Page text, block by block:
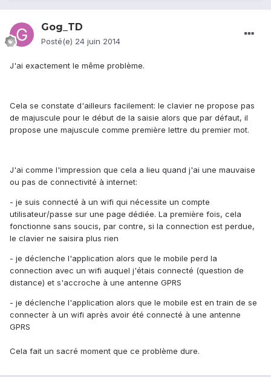
Gog_TD
Posté(e) 24 juin 2014
J'ai exactement le même problème.
Cela se constate d'ailleurs facilement: le clavier ne propose pas
de majuscule pour le début de la saisie alors que par défaut, il
propose une majuscule comme première lettre du premier mot.
J'ai comme l'impression que cela a lieu quand j'ai une mauvaise
ou pas de connectivité à internet:
- je suis connecté à un wifi qui nécessite un compte
utilisateur/passe sur une page dédiée. La première fois, cela
fonctionne sans soucis, par contre, si la connection est perdue,
le clavier ne saisira plus rien
- je déclenche l'application alors que le mobile perd la
connection avec un wifi auquel j'étais connecté (question de
distance) et s'accroche à une antenne GPRS
- je déclenche l'application alors que le mobile est en train de se
connecter à un wifi après avoir été connecté à une antenne
GPRS
Cela fait un sacré moment que ce problème dure.